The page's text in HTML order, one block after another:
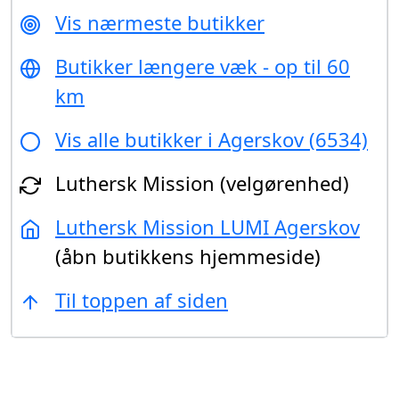
Vis nærmeste butikker
Butikker længere væk - op til 60
km
Vis alle butikker i Agerskov (6534)
Luthersk Mission (velgørenhed)
Luthersk Mission LUMI Agerskov
(åbn butikkens hjemmeside)
Til toppen af siden